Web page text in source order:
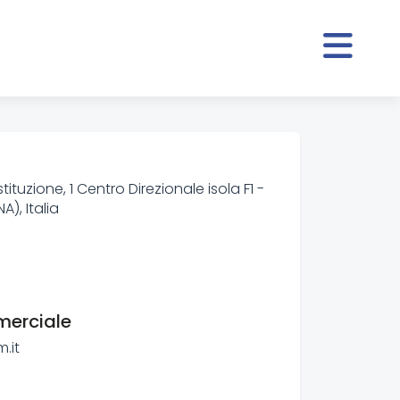
1 Centro Direzionale isola F1 -
Italia